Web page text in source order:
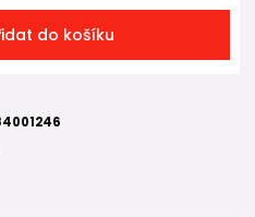
do košíku